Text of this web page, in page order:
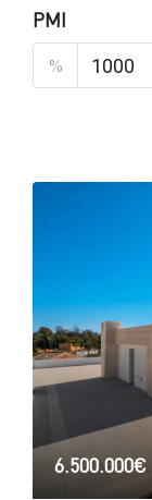
PMI
%
6.500.000€